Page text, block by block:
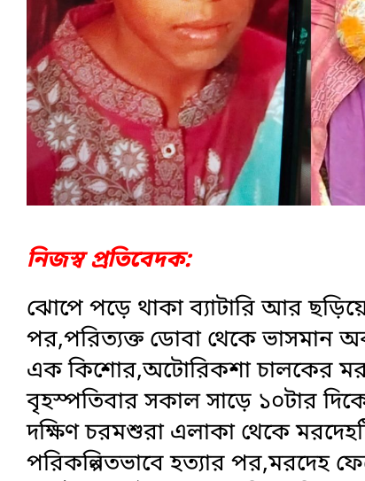
নিজস্ব প্রতিবেদক:
ঝোপে পড়ে থাকা ব্যাটারি আর
পর,পরিত্যক্ত ডোবা থেকে ভাসমান
এক কিশোর,অটোরিকশা চালকের
বৃহস্পতিবার সকাল সাড়ে ১০টার
দক্ষিণ চরমশুরা এলাকা থেকে
পরিকল্পিতভাবে হত্যার পর,মরদেহ